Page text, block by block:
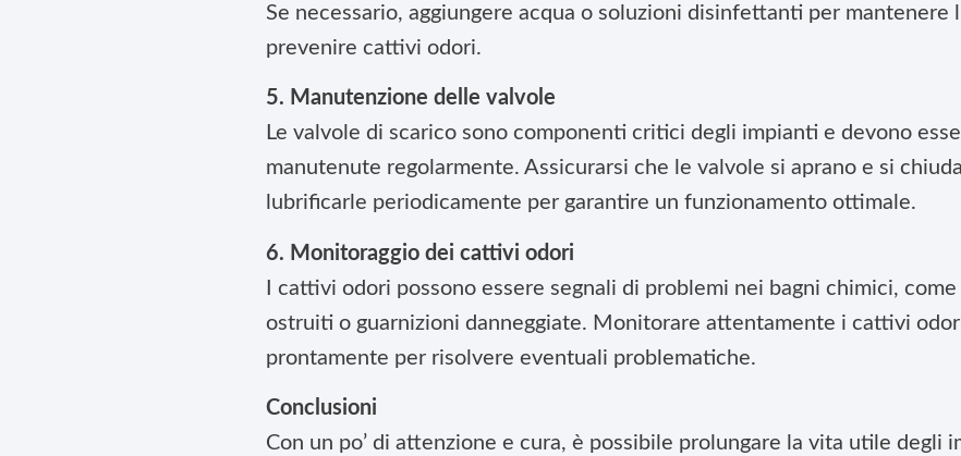
Se necessario, aggiungere acqua o soluzioni disinfettanti per mantenere
prevenire cattivi odori.
5. Manutenzione delle valvole
Le valvole di scarico sono componenti critici degli impianti e devono
manutenute regolarmente. Assicurarsi che le valvole si aprano e si
lubrificarle periodicamente per garantire un funzionamento ottimale.
6. Monitoraggio dei cattivi odori
I cattivi odori possono essere segnali di problemi nei bagni chimici,
ostruiti o guarnizioni danneggiate. Monitorare attentamente i cattivi
prontamente per risolvere eventuali problematiche.
Conclusioni
Con un po’ di attenzione e cura, è possibile prolungare la vita utile degli